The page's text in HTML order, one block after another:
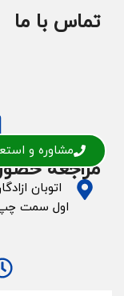
مشاوره و
تماس با ما
مراجعه
اتوبان
اول سمت چپ